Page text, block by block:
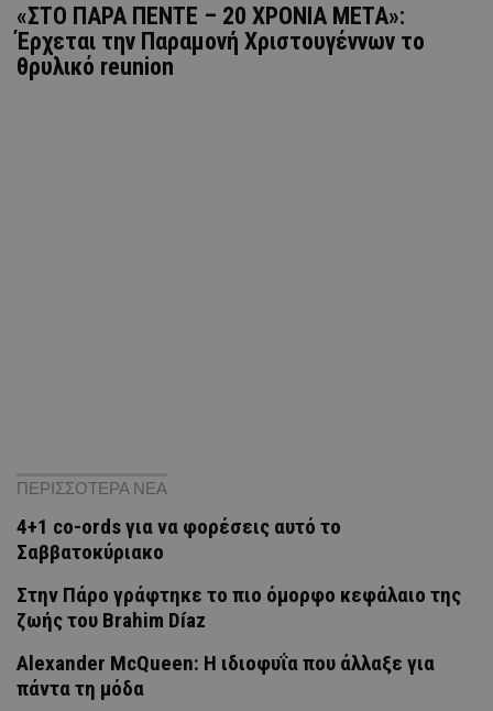
«ΣΤΟ ΠΑΡΑ ΠΕΝΤΕ – 20 ΧΡΟΝΙΑ ΜΕΤΑ»:
Έρχεται την Παραμονή Χριστουγέννων το
θρυλικό reunion
ΠΕΡΙΣΣΟΤΕΡΑ ΝΕΑ
4+1 co-ords για να φορέσεις αυτό το
Σαββατοκύριακο
Στην Πάρο γράφτηκε το πιο όμορφο κεφάλαιο της
ζωής του Brahim Díaz
Alexander McQueen: Η ιδιοφυΐα που άλλαξε για
πάντα τη μόδα